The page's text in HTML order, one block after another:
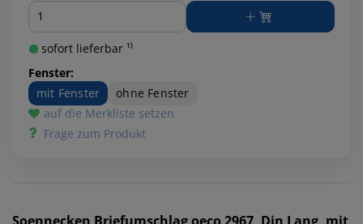
Menge
sofort lieferbar ¹⁾
Fenster:
mit Fenster
ohne Fenster
auf die Merkliste setzen
Frage zum Produkt